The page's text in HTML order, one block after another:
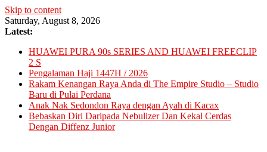
Skip to content
Saturday, August 8, 2026
Latest:
HUAWEI PURA 90s SERIES AND HUAWEI FREECLIP
2 S
Pengalaman Haji 1447H / 2026
Rakam Kenangan Raya Anda di The Empire Studio – Studio
Baru di Pulai Perdana
Anak Nak Sedondon Raya dengan Ayah di Kacax
Bebaskan Diri Daripada Nebulizer Dan Kekal Cerdas
Dengan Diffenz Junior